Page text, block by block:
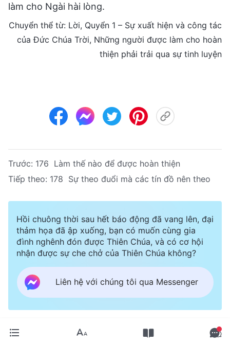
làm cho Ngài hài lòng.
Chuyển thể từ: Lời, Quyển 1 – Sự xuất hiện và công tác
của Đức Chúa Trời, Những người được làm cho hoàn
thiện phải trải qua sự tinh luyện
Trước: 176 Làm thế nào để được hoàn thiện
Tiếp theo: 178 Sự theo đuổi mà các tín đồ nên theo
Hồi chuông thời sau hết báo động đã vang lên, đại
thảm họa đã ập xuống, bạn có muốn cùng gia
đình nghênh đón được Thiên Chúa, và có cơ hội
nhận được sự che chở của Thiên Chúa không?
Liên hệ với chúng tôi qua Messenger